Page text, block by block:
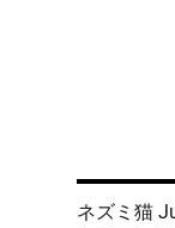
ネズミ猫